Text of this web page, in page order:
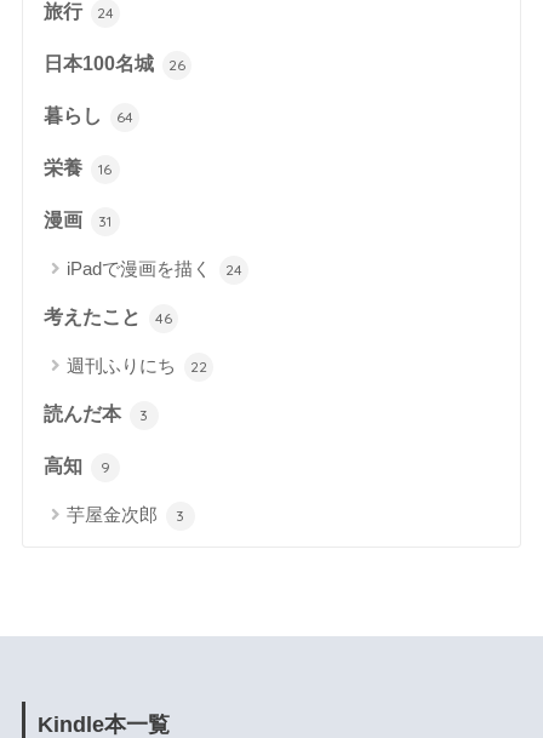
旅行 24
日本100名城 26
暮らし 64
栄養 16
漫画 31
iPadで漫画を描く 24
考えたこと 46
週刊ふりにち 22
読んだ本 3
高知 9
芋屋金次郎 3
Kindle本一覧